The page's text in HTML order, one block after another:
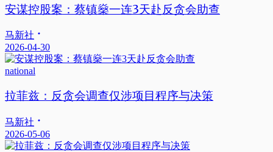
安谋控股案：蔡镇燊一连3天赴反贪会助查
马新社
2026-04-30
national
拉菲兹：反贪会调查仅涉项目程序与决策
马新社
2026-05-06